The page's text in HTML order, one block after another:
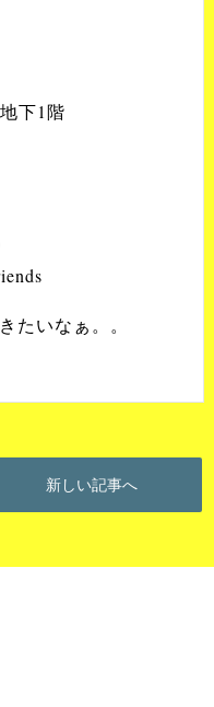
下1階
たいなぁ。。
新しい記事へ